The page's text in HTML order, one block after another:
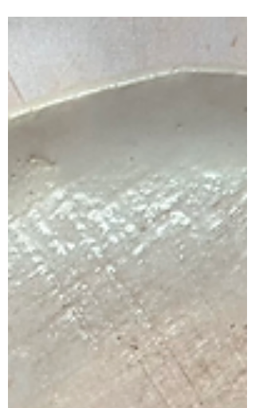
ultra facile et le résultat est bluffant. Les
sers régulièrement de cette recette avec
mes patients qui ont des troubles
digestifs dus à du froid humide dans
l’estomac, avec une sensation de poids,
correctement et ralentissement des selles.